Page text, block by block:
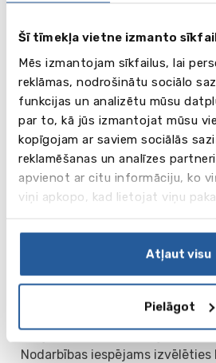
Šī tīmekļa vietne izmanto
Mēs izmantojam sīkfailus, lai
reklāmas, nodrošinātu sociālo
funkcijas un analizētu mūsu
par to, kā jūs izmantojat mūsu
kopīgojam ar saviem sociālās
reklamēšanas un analīzes
apvienot ar citu informāciju, ko
viņi apkopo, kad lietojat viņu
Atļaut visu
Pielāgot
palīdz dalība radošajos
Nodarbības iespējams izvēlēties
pusdienām vai pēcpusdienā.
Family Junior Course
Cilvēku skaits grupā: maks. 15.
Nodarbību skaits nedēļā: 20
13.00)
Valodas līmenis: no Beginner.
Cena: £507/ ned.
Mācību programmas
pieaugušajiem
piedāvāta vispārējas angļu
programma Family Programme
Nodarbības iespējams izvēlēties